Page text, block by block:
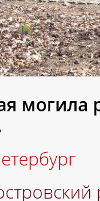
могила